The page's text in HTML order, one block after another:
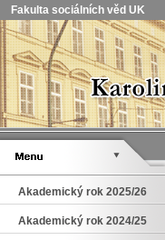
Fakulta sociálních věd UK
Akademický rok 2025/26
Akademický rok 2024/25